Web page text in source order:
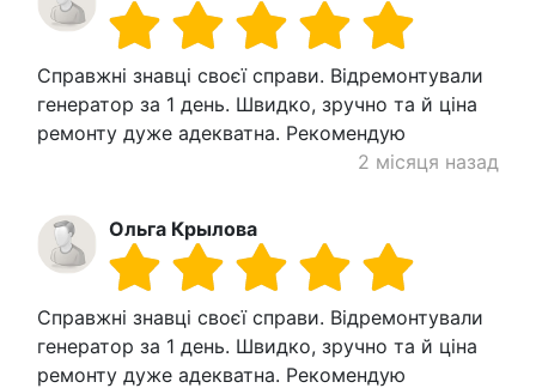
Справжні знавці своєї справи. Відремонтували
генератор за 1 день. Швидко, зручно та й ціна
ремонту дуже адекватна. Рекомендую
2 місяця назад
Ольга Крылова
Справжні знавці своєї справи. Відремонтували
генератор за 1 день. Швидко, зручно та й ціна
ремонту дуже адекватна. Рекомендую